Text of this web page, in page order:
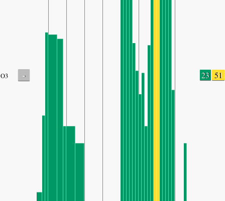
O3 - 23 51